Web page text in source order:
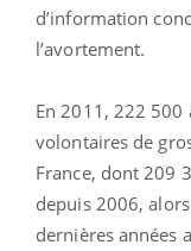
d’information
l’avortement.
En 2011, 222
volontaires de
France, dont 209
depuis 2006,
dernières années